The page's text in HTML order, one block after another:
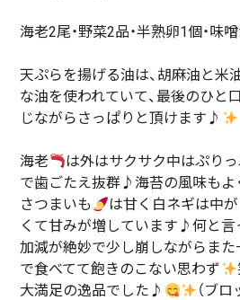
海老2尾・野菜2品・半熟卵1個・味
天ぷらを揚げる油は、胡麻油と米
な油を使われていて、最後のひと
じながらさっぱりと頂けます♪
海老
は外はサクサク中はぷり
で歯ごたえ抜群♪海苔の風味も
さつまいも
は甘く白ネギは中
くて甘みが増しています♪何と言
加減が絶妙で少し崩しながらま
で食べてて飽きのこない思わず
大満足の逸品でした♪
（ブロ